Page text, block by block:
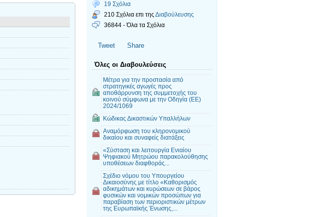
19 Σχόλια
210 Σχόλια επι της Διαβούλευσης
36844 - Όλα τα Σχόλια
Tweet Share
Όλες οι Διαβουλεύσεις
Μέτρα για την προστασία από
στρατηγικές αγωγές προς
αποθάρρυνση της συμμετοχής του
κοινού σύμφωνα με την Οδηγία (ΕΕ)
2024/1069
Κώδικας Δικαστικών Υπαλλήλων
Αναμόρφωση του κληρονομικού
δικαίου και συναφείς διατάξεις
«Σύσταση και λειτουργία Ενιαίου
Ψηφιακού Μητρώου παρακολούθησης
υποθέσεων διαφθοράς...
Σχέδιο νόμου του Υπουργείου
Δικαιοσύνης με τίτλο «Καθορισμός
αδικημάτων και κυρώσεων σε βάρος
φυσικών και νομικών προσώπων για
παραβίαση των περιοριστικών μέτρων
της Ευρωπαϊκής Ένωσης,...